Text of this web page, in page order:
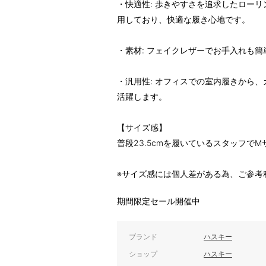
・快適性: 歩きやすさを追求したロー
用しており、快適な履き心地です。
・素材: フェイクレザーでお手入れも簡
・汎用性: オフィスでの室内履きから
活躍します。
【サイズ感】
普段23.5cmを履いているスタッフでM
※サイズ感には個人差がある為、ご参
期間限定セール開催中
ブランド ハスキー
ショップ ハスキー